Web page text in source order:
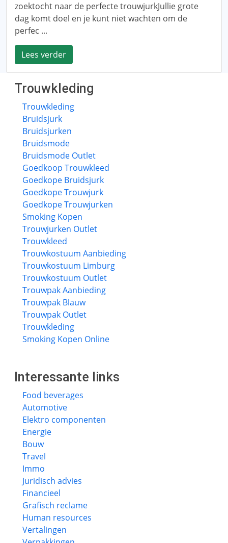
zoektocht naar de perfecte trouwjurkJullie grote
dag komt doel en je kunt niet wachten om de
perfec ...
Lees verder
Trouwkleding
Trouwkleding
Bruidsjurk
Bruidsjurken
Bruidsmode
Bruidsmode Outlet
Goedkoop Trouwkleed
Goedkope Bruidsjurk
Goedkope Trouwjurk
Goedkope Trouwjurken
Smoking Kopen
Trouwjurken Outlet
Trouwkleed
Trouwkostuum Aanbieding
Trouwkostuum Limburg
Trouwkostuum Outlet
Trouwpak Aanbieding
Trouwpak Blauw
Trouwpak Outlet
Trouwkleding
Smoking Kopen Online
Interessante links
Food beverages
Automotive
Elektro componenten
Energie
Bouw
Travel
Immo
Juridisch advies
Financieel
Grafisch reclame
Human resources
Vertalingen